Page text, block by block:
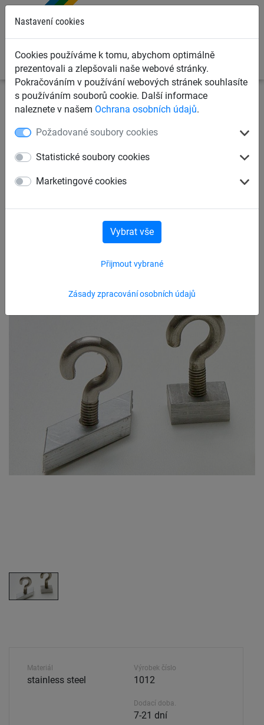
Nastavení cookies
Cookies používáme k tomu, abychom optimálně
prezentovali a zlepšovali naše webové stránky.
Pokračováním v používání webových stránek souhlasíte
s používáním souborů cookie. Další informace
naleznete v našem Ochrana osobních údajů.
Požadované soubory cookies
Statistické soubory cookies
Marketingové cookies
Zásady zpracování osobních údajů
Přijmout vybrané
Vybrat vše
Sportovní sítě Sítě na fotbal Příslušenství k sítím
Háčky z nerezové oceli,
hliníkové kosočtvercové
matky
Materiál
stainless steel
Výrobek číslo
1012
Dodací doba.
7-21 dní